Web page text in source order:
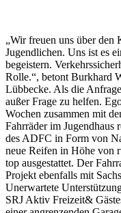
„Wir freuen uns über den
Jugendlichen. Uns ist es
begeistern.
Rolle.“, betont Burkhard
Lübbecke. Als die
außer Frage zu helfen.
Wochen zusammen mit
Fahrräder im Jugendhaus
des ADFC in Form von
neue Reifen in Höhe von
top ausgestattet. Der
Projekt ebenfalls mit
Unerwartete
SRJ Aktiv Freizeit&